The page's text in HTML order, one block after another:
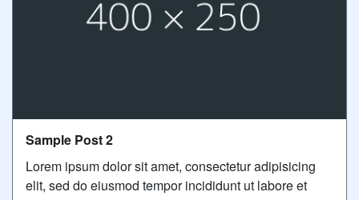
Sample Post 2
Lorem ipsum dolor sit amet, consectetur adipisicing
elit, sed do eiusmod tempor incididunt ut labore et